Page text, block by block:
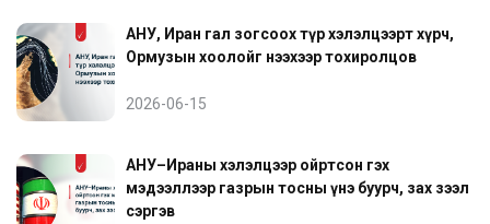
АНУ, Иран гал зогсоох түр хэлэлцээрт хүрч,
Ормузын хоолойг нээхээр тохиролцов
2026-06-15
АНУ–Ираны хэлэлцээр ойртсон гэх
мэдээллээр газрын тосны үнэ буурч, зах зээл
сэргэв